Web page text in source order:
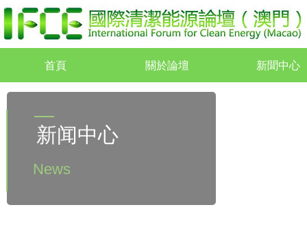
首頁 關於論壇 新聞中心
新闻中心
News